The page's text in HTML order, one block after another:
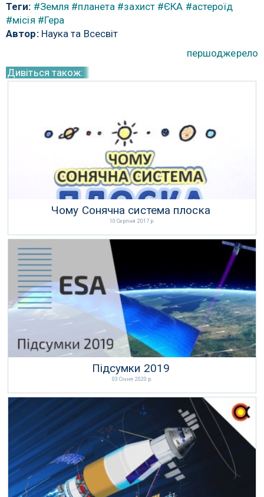
Теги: #Земля #планета #захист #ЄКА #астероїд
#місія #Гера
Автор:Наука та Всесвіт
першоджерело
Дивіться також:
Чому Сонячна система плоска
10 Серпня 2017 р.
Підсумки 2019
03 Січня 2020 р.